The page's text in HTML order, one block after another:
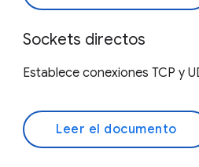
Sockets directos
Establece conexiones TCP y
Leer el documento